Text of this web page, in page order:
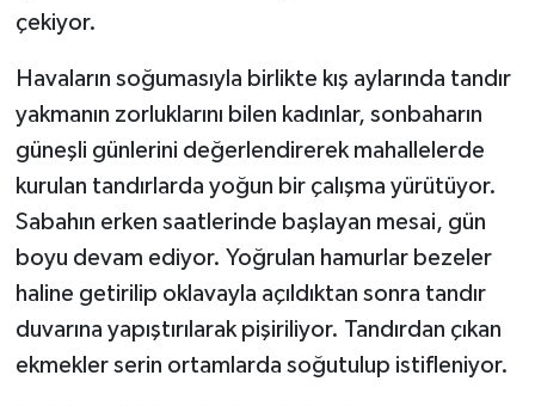
çekiyor.
Havaların soğumasıyla birlikte kış aylarında tandır
yakmanın zorluklarını bilen kadınlar, sonbaharın
güneşli günlerini değerlendirerek mahallelerde
kurulan tandırlarda yoğun bir çalışma yürütüyor.
Sabahın erken saatlerinde başlayan mesai, gün
boyu devam ediyor. Yoğrulan hamurlar bezeler
haline getirilip oklavayla açıldıktan sonra tandır
duvarına yapıştırılarak pişiriliyor. Tandırdan çıkan
ekmekler serin ortamlarda soğutulup istifleniyor.